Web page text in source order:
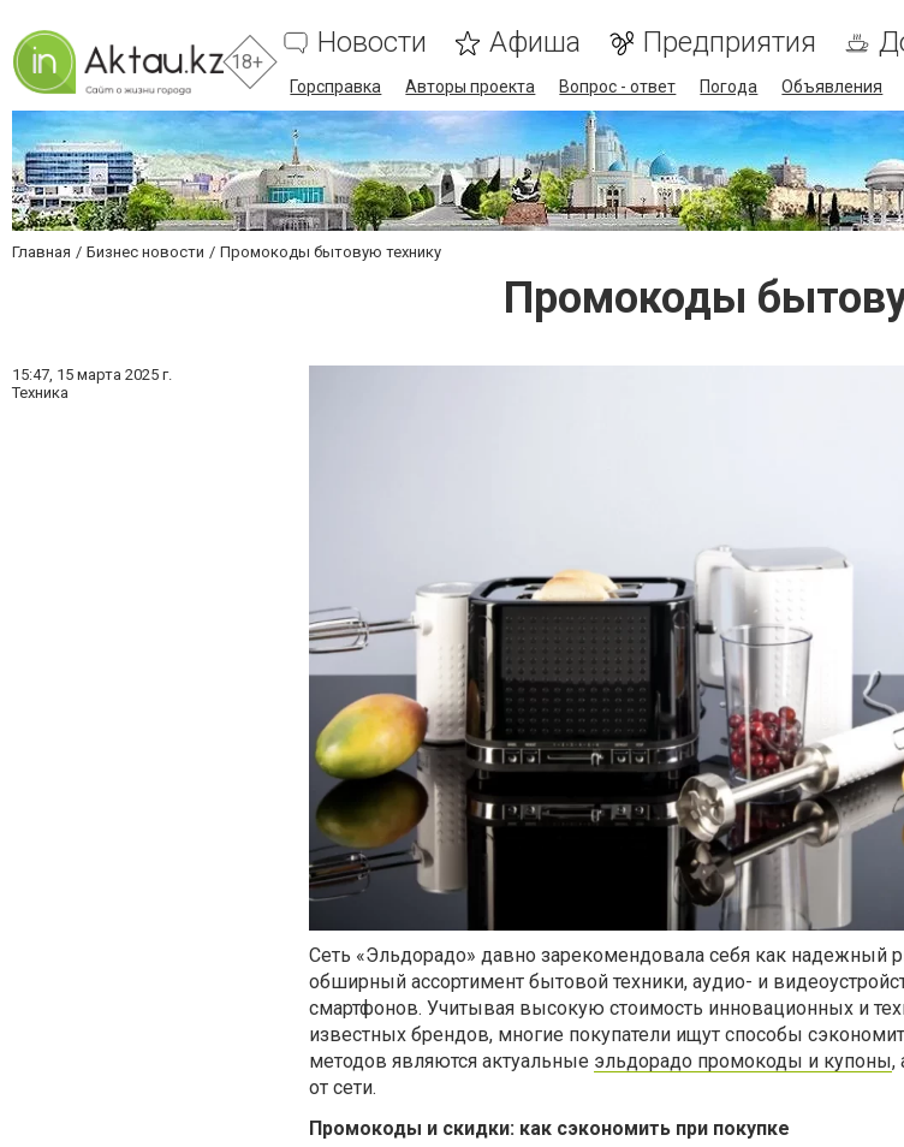
18+
Новости Афиша Предприятия
Горсправка Авторы проекта Вопрос - ответ Погода Объявления
Главная Бизнес новости Промокоды бытовую технику
Промокоды
15:47, 15 марта 2025 г.
Техника
Сеть «Эльдорадо» давно зарекомендовала себя как надежный
обширный ассортимент бытовой техники, аудио- и
смартфонов. Учитывая высокую стоимость инновационных и
известных брендов, многие покупатели ищут способы
методов являются актуальные эльдорадо промокоды и купоны,
от сети.
Промокоды и скидки: как сэкономить при покупке